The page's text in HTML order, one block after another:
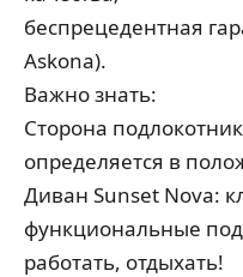
беспрецедентная
Askona).
Важно знать:
Сторона
определяется в
Диван Sunset Nova:
функциональные
работать, отдыхать!